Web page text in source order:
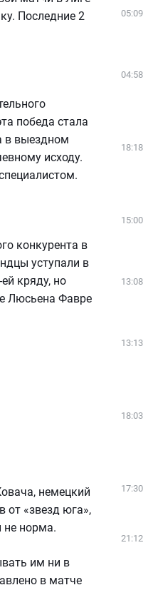
Последние 2
победа стала
в выездном
исходу.
конкурента в
уступали в
кряду, но
Люсьена Фавре
немецкий
от «звезд юга»,
не норма.
им ни в
в матче
05:09
04:58
18:18
15:00
13:08
13:13
18:03
17:30
21:12